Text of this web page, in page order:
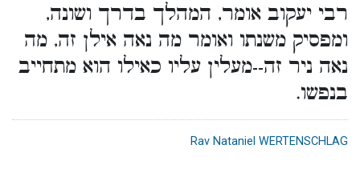
רבי יעקוב אומר, המהלך בדרך ושונה,
ומפסיק משנתו ואומר מה נאה אילן זה, מה
נאה ניר זה--מעלין עליו כאילו הוא מתחייב
בנפשו.
Rav Nataniel WERTENSCHLAG